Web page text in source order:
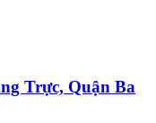
Trực, Quận Ba